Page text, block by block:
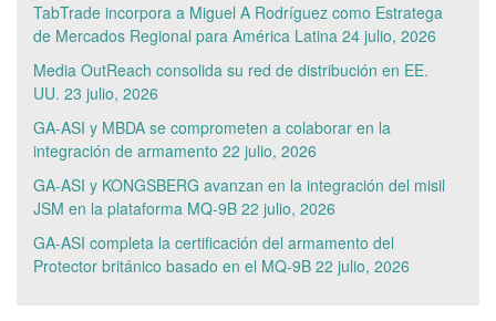
TabTrade incorpora a Miguel A Rodríguez como Estratega
de Mercados Regional para América Latina 24 julio, 2026
Media OutReach consolida su red de distribución en EE.
UU. 23 julio, 2026
GA-ASI y MBDA se comprometen a colaborar en la
integración de armamento 22 julio, 2026
GA-ASI y KONGSBERG avanzan en la integración del misil
JSM en la plataforma MQ-9B 22 julio, 2026
GA-ASI completa la certificación del armamento del
Protector británico basado en el MQ-9B 22 julio, 2026